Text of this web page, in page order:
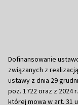
Dofinansowanie
związanych z
ustawy z dnia 29
poz. 1722 oraz z 2024
której mowa w art. 31